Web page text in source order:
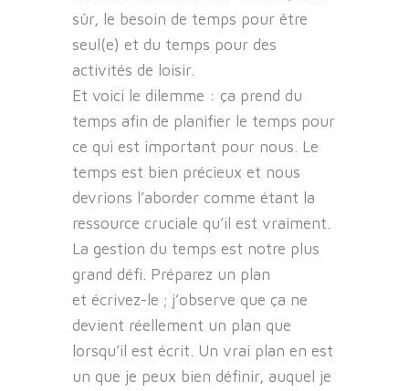
sûr, le besoin de temps pour être
seul(e) et du temps pour des
activités de loisir.
Et voici le dilemme : ça prend du
temps afin de planifier le temps pour
ce qui est important pour nous. Le
temps est bien précieux et nous
devrions l’aborder comme étant la
ressource cruciale qu’il est vraiment.
La gestion du temps est notre plus
grand défi. Préparez un plan
et écrivez-le ; j’observe que ça ne
devient réellement un plan que
lorsqu’il est écrit. Un vrai plan en est
un que je peux bien définir, auquel je